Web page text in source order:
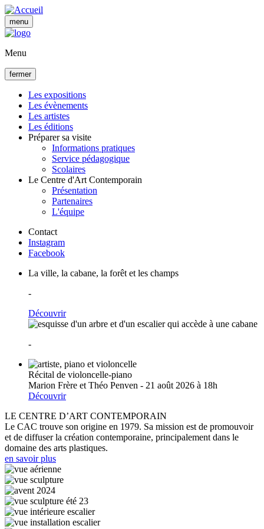
Aller
au
contenu
menu
Menu
fermer
Navigation
principale
Les expositions
Les évènements
Les artistes
Les éditions
Préparer sa visite
Informations pratiques
Service pédagogique
Scolaires
Le Centre d'Art Contemporain
Présentation
Partenaires
L'équipe
Contact
Instagram
Facebook
La ville, la cabane, la forêt et les champs
-
Découvrir
-
Récital de violoncelle-piano
Marion Frère et Théo Penven - 21 août 2026 à 18h
Découvrir
LE CENTRE D’ART CONTEMPORAIN
Le CAC trouve son origine en 1979. Sa mission est de promouvoir
et de diffuser la création contemporaine, principalement dans le
domaine des arts plastiques.
en savoir plus